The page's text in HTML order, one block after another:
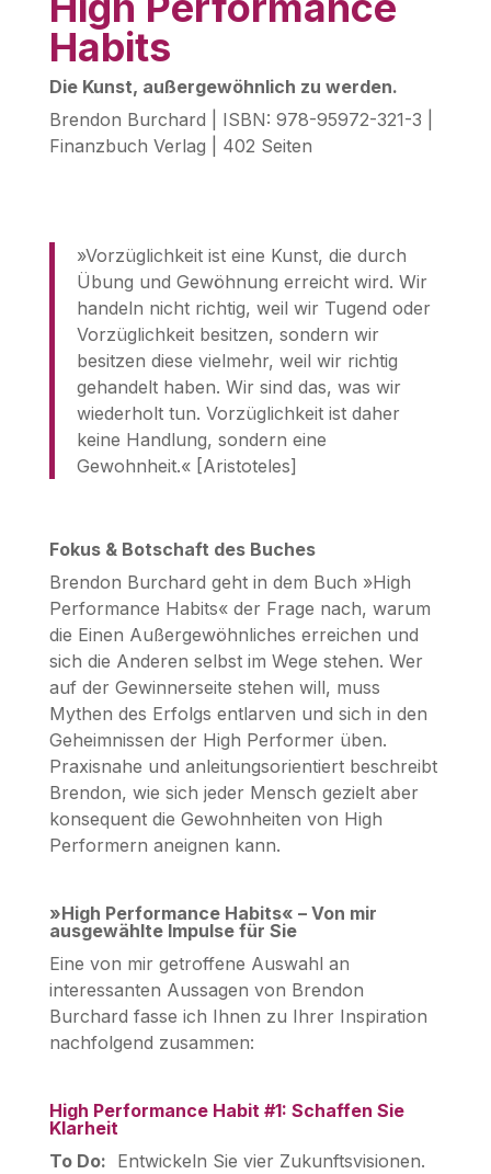
Habits
Die Kunst, außergewöhnlich zu werden.
Brendon Burchard | ISBN: 978-95972-321-3 |
Finanzbuch Verlag | 402 Seiten
»Vorzüglichkeit ist eine Kunst, die durch
Übung und Gewöhnung erreicht wird. Wir
handeln nicht richtig, weil wir Tugend oder
Vorzüglichkeit besitzen, sondern wir
besitzen diese vielmehr, weil wir richtig
gehandelt haben. Wir sind das, was wir
wiederholt tun. Vorzüglichkeit ist daher
keine Handlung, sondern eine
Gewohnheit.« [Aristoteles]
Fokus & Botschaft des Buches
Brendon Burchard geht in dem Buch »High
Performance Habits« der Frage nach, warum
die Einen Außergewöhnliches erreichen und
sich die Anderen selbst im Wege stehen. Wer
auf der Gewinnerseite stehen will, muss
Mythen des Erfolgs entlarven und sich in den
Geheimnissen der High Performer üben.
Praxisnahe und anleitungsorientiert beschreibt
Brendon, wie sich jeder Mensch gezielt aber
konsequent die Gewohnheiten von High
Performern aneignen kann.
»High Performance Habits« – Von mir
ausgewählte Impulse für Sie
Eine von mir getroffene Auswahl an
interessanten Aussagen von Brendon
Burchard fasse ich Ihnen zu Ihrer Inspiration
nachfolgend zusammen:
High Performance Habit #1: Schaffen Sie
Klarheit
To Do: Entwickeln Sie vier Zukunftsvisionen.